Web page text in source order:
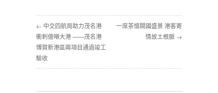
← 中交四航局助力茂名港
衝刺億噸大港 ——茂名港
博賀新港區兩項目通過竣工
驗收
一席茶憶開國盛景 港客寄
情故土根脈 →